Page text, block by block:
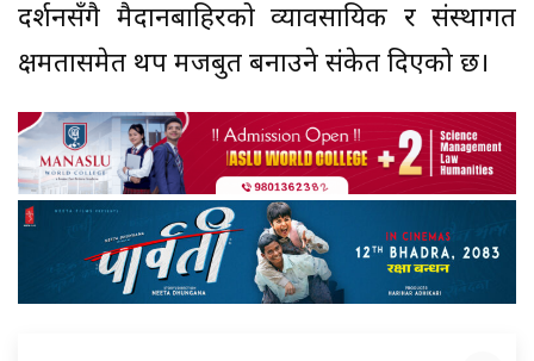
प्रदर्शनसँगै मैदानबाहिरको व्यावसायिक र संस्थागत
क्षमतासमेत थप मजबुत बनाउने संकेत दिएको छ।